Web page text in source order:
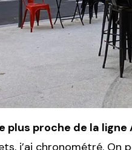
plus proche de la
j’ai chronométré.